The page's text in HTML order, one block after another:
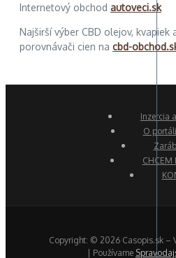
Internetový obchod autoveci.sk
Najširší výber CBD olejov, kvapiek
porovnávači cien na cbd-
Inzercia
O
CHCEM
Copyright: © 2026 Casopis.sk –
| Používame